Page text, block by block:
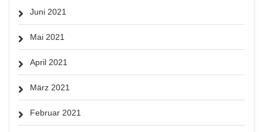
Juni 2021
Mai 2021
April 2021
März 2021
Februar 2021